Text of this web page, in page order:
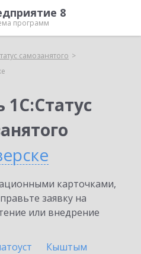
8
программ
самозанятого
1С:Статус
карточками,
заявку на
или внедрение
Кыштым